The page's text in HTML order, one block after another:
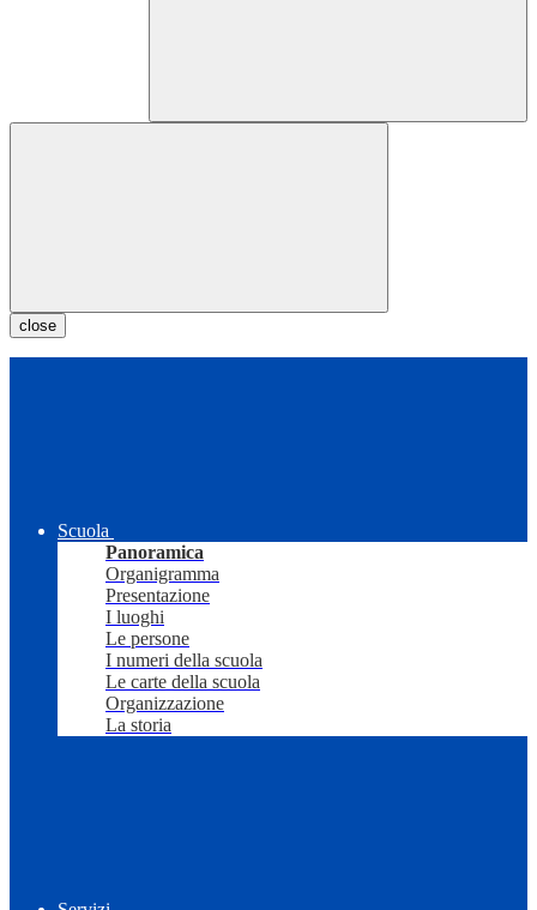
close
Scuola
Panoramica
Organigramma
Presentazione
I luoghi
Le persone
I numeri della scuola
Le carte della scuola
Organizzazione
La storia